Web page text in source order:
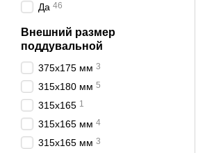
Да 46
Внешний размер
поддувальной
375х175 мм 3
315х180 мм 5
315x165 1
315х165 мм 4
315x165 мм 3